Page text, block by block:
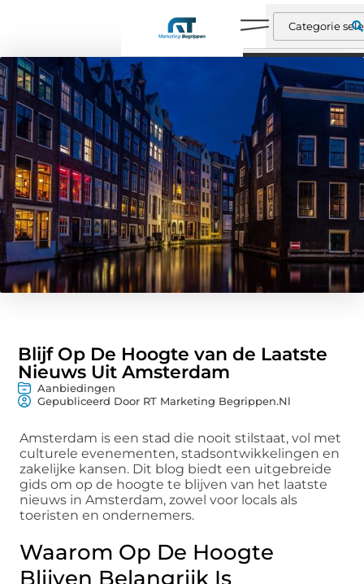
Blijf Op De Hoogte van de Laatste
Nieuws Uit Amsterdam
Aanbiedingen
Gepubliceerd Door RT Marketing Begrippen.nl
Amsterdam is een stad die nooit stilstaat, vol met
culturele evenementen, stadsontwikkelingen en
zakelijke kansen. Dit blog biedt een uitgebreide
gids om op de hoogte te blijven van het laatste
nieuws in Amsterdam, zowel voor locals als
toeristen en ondernemers.
Waarom Op De Hoogte
Blijven Belangrijk Is